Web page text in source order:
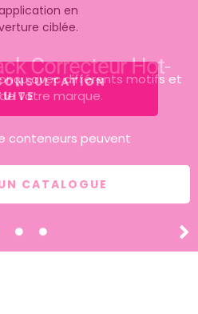
en
ciblée.
Correcteur Hot-
votre marque.